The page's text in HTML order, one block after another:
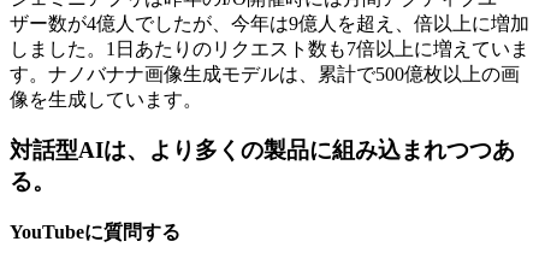
ザー数が4億人でしたが、今年は9億人を超え、倍以上に増加
しました。1日あたりのリクエスト数も7倍以上に増えていま
す。ナノバナナ画像生成モデルは、累計で500億枚以上の画
像を生成しています。
対話型AIは、より多くの製品に組み込まれつつあ
る。
YouTubeに質問する